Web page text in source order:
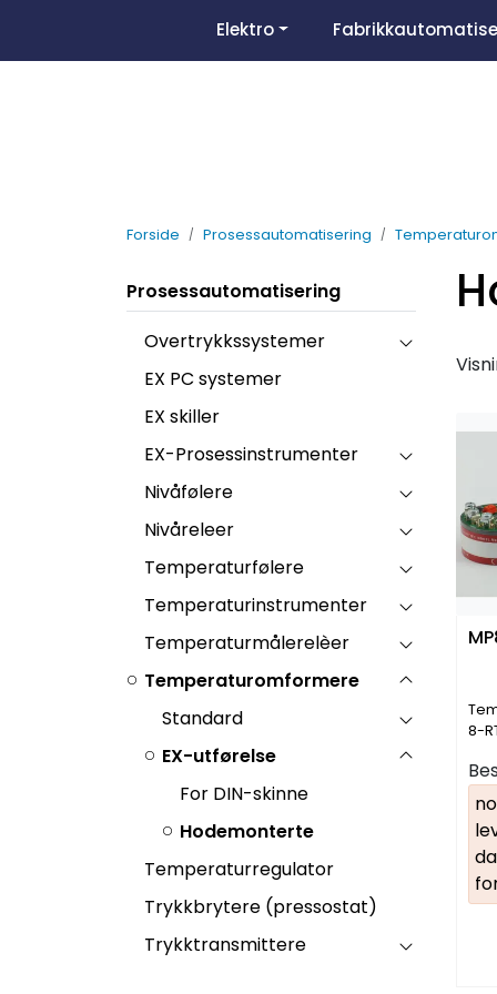
Elektro
Forside Prosessautomatisering
Prosessautomatisering
Overtrykkssystemer
EX PC systemer
EX skiller
EX-Prosessinstrumenter
Nivåfølere
Nivåreleer
Temperaturfølere
Temperaturinstrumenter
Temperaturmålerelèer
Temperaturomformere
Standard
EX-utførelse
For DIN-skinne
Hodemonterte
Temperaturregulator
Trykkbrytere (pressostat)
Trykktransmittere
8-